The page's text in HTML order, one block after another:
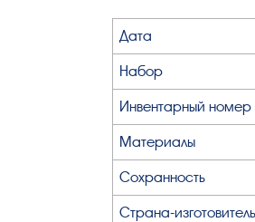
Дата
Набор
Инвентарный номер
Материалы
Сохранность
Страна-изготовитель